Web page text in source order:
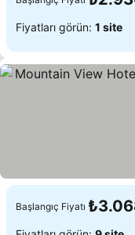
Fiyatları görün: 1 site
Başlangıç Fiyatı